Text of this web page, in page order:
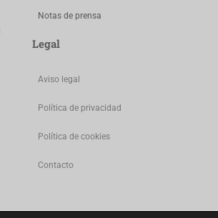
Notas de prensa
Legal
Aviso legal
Política de privacidad
Política de cookies
Contacto